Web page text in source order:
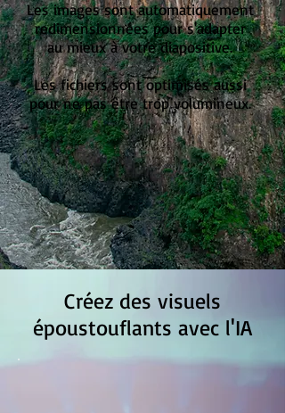
Les images sont automatiquement
redimensionnées pour s'adapter
au mieux à votre diapositive.
Les fichiers sont optimisés aussi
pour ne pas être trop volumineux.
Créez des visuels
époustouflants avec l'IA